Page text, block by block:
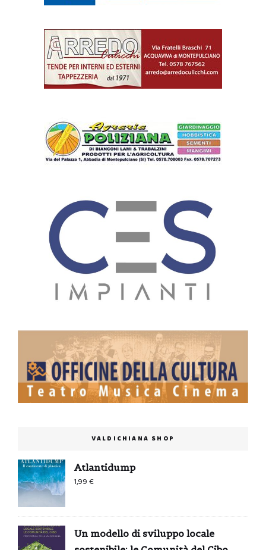
VALDICHIANA SHOP
Atlantidump
1,99€
Un modello di sviluppo locale